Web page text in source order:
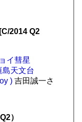
2014 Q2
イ彗星
島天文台
) 吉田誠一さ
）